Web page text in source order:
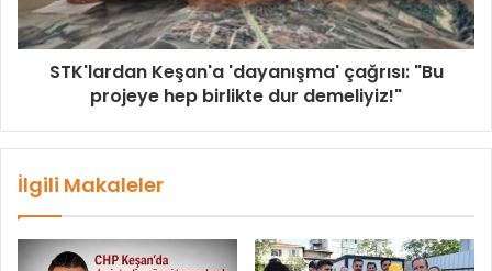
STK'lardan Keşan'a 'dayanışma' çağrısı: "Bu
projeye hep birlikte dur demeliyiz!"
İlgili Makaleler